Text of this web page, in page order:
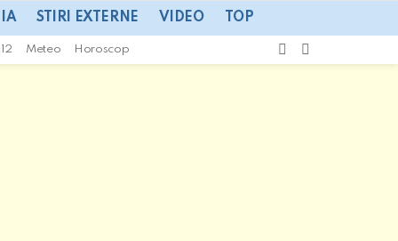
STIRI EXTERNE VIDEO TOP
Meteo Horoscop
SWITCH
SKIN